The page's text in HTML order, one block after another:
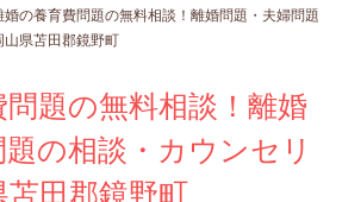
婚の養育費問題の無料相談！離婚問題・夫婦問題
県苫田郡鏡野町
題の無料相談！離婚
の相談・カウンセリ
苫田郡鏡野町